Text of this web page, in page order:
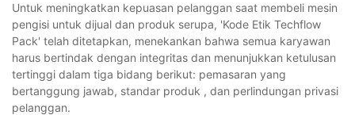
Untuk meningkatkan kepuasan pelanggan saat membeli mesin
pengisi untuk dijual dan produk serupa, 'Kode Etik Techflow
Pack' telah ditetapkan, menekankan bahwa semua karyawan
harus bertindak dengan integritas dan menunjukkan ketulusan
tertinggi dalam tiga bidang berikut: pemasaran yang
bertanggung jawab, standar produk , dan perlindungan privasi
pelanggan.